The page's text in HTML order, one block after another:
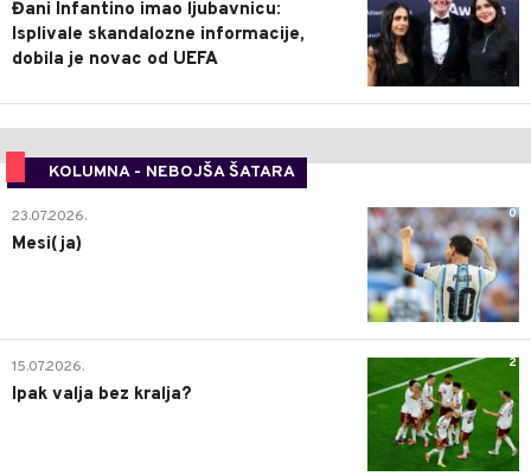
Đani Infantino imao ljubavnicu:
Isplivale skandalozne informacije,
dobila je novac od UEFA
KOLUMNA - NEBOJŠA ŠATARA
0
23.07.2026.
Mesi(ja)
2
15.07.2026.
Ipak valja bez kralja?